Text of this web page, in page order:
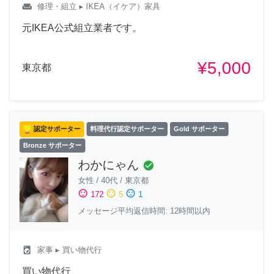
weekend 修理・組立 ▸ IKEA（イケア）家具
元IKEA公式組立業者です。
東京都 ¥5,000
認定サポーター 料理代行認定サポーター Gold サポーター
Bronze サポーター
わかにゃん check_circle
女性 / 40代 / 東京都
sentiment_satisfied 172 sentiment_neutral 5 sentiment_dissatisfied 1
メッセージ平均返信時間: 12時間以内
local_laundry_service 家事 ▸ 買い物代行
買い物代行